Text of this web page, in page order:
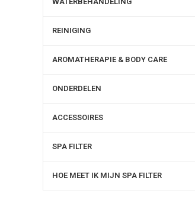
REINIGING
AROMATHERAPIE & BODY CARE
ONDERDELEN
ACCESSOIRES
SPA FILTER
HOE MEET IK MIJN SPA FILTER